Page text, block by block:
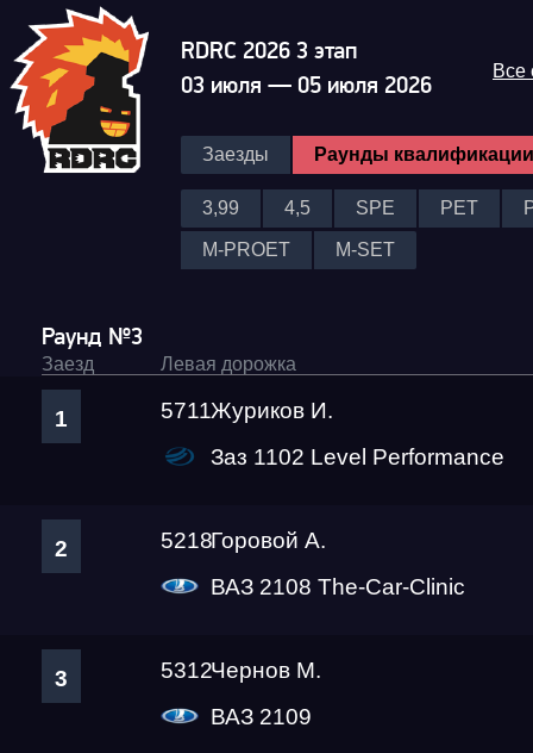
RDRC 2026 3 этап
03 июля — 05 июля 2026
Все
Заезды Раунды квалификации
3,99 4,5 SPE PET
M-PROET M-SET
Раунд №3
Заезд Левая дорожка
1 5711Журиков И.
Заз 1102 Level Performance
2 5218Горовой А.
ВАЗ 2108 The-Car-Clinic
3 5312Чернов М.
ВАЗ 2109